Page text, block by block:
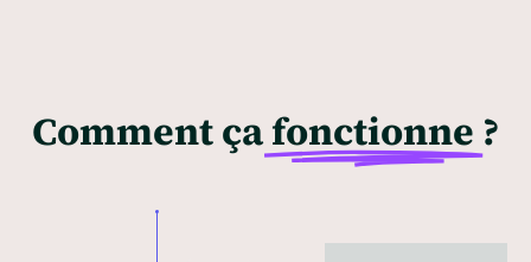
Comment çafonctionne ?